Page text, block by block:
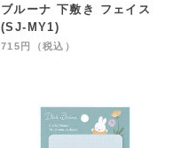
ブルーナ 下敷き フェイス
(SJ-MY1)
715円（税込）